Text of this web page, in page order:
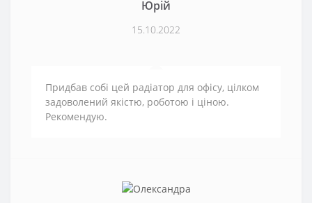
Юрій
15.10.2022
Придбав собі цей радіатор для офісу, цілком
задоволений якістю, роботою і ціною.
Рекомендую.